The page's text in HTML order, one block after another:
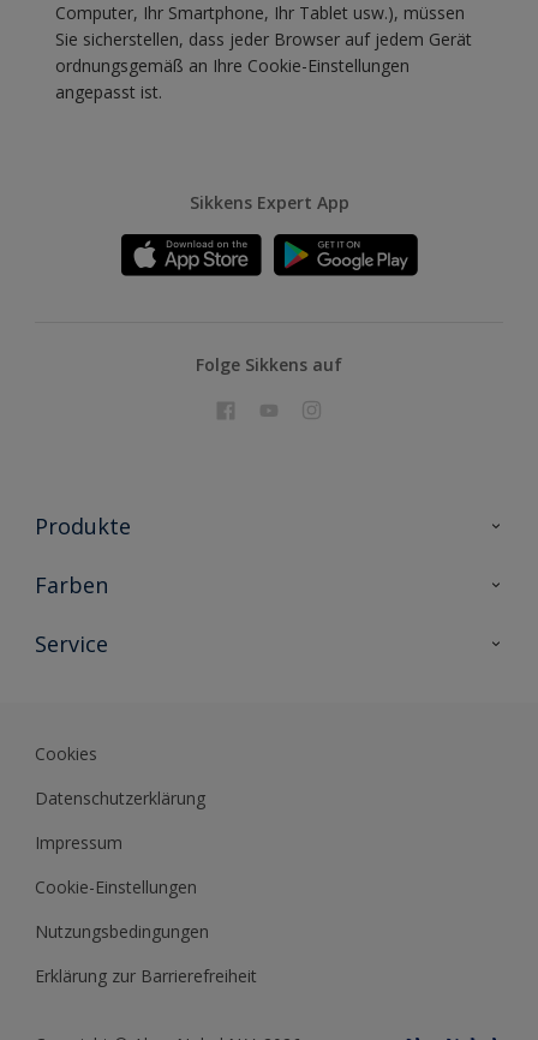
Computer, Ihr Smartphone, Ihr Tablet usw.), müssen
Sie sicherstellen, dass jeder Browser auf jedem Gerät
ordnungsgemäß an Ihre Cookie-Einstellungen
angepasst ist.
Sikkens Expert App
Folge Sikkens auf
Produkte
Holzschutz
Metallschutz
Farben
Farbkollektionen
Farb-Tools
Service
Sikkens Akademie
Datenblätter
Cookies
Datenschutzerklärung
Impressum
Cookie-Einstellungen
Nutzungsbedingungen
Erklärung zur Barrierefreiheit